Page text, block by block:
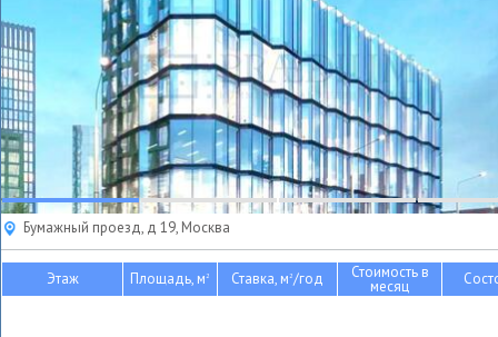
Бумажный проезд, д 19, Москва
Этаж Площадь, м2 Ставка, м2/год Стоимость в
месяц